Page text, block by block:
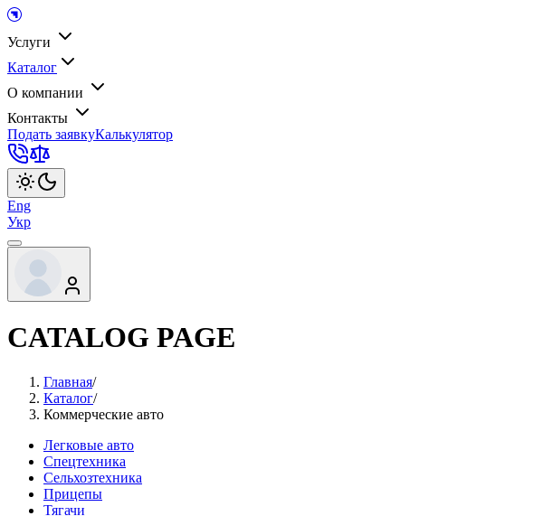
Услуги
Каталог
О компании
Контакты
Подать заявкуКалькулятор
Eng
Укр
CATALOG PAGE
Главная/
Каталог/
Коммерческие авто
Легковые авто
Спецтехника
Сельхозтехника
Прицепы
Тягачи